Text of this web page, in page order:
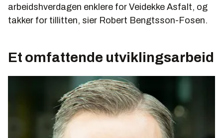
arbeidshverdagen enklere for Veidekke Asfalt, og
takker for tillitten, sier Robert Bengtsson-Fosen.
Et omfattende utviklingsarbeid